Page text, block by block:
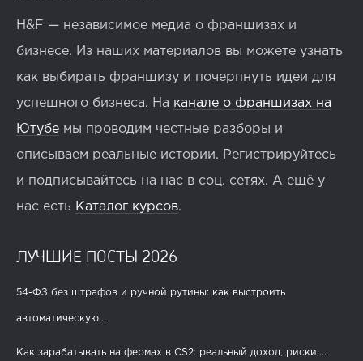
H&F — независимое медиа о франшизах и
бизнесе. Из наших материалов вы можете узнать
как выбирать франшизу и почерпнуть идеи для
успешного бизнеса. На канале о франшизах на
Ютубе мы проводим честные разборы и
описываем реальные истории. Регистрируйтесь
и подписывайтесь на нас в соц. сетях. А ещё у
нас есть Каталог курсов.
ЛУЧШИЕ ПОСТЫ 2026
54-ФЗ без штрафов и ручной рутины: как выстроить
автоматическую...
Как зарабатывать на фермах в CS2: реальный доход, риски,...